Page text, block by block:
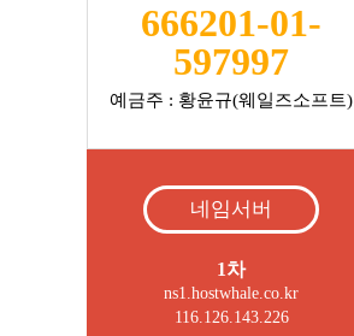
666201-01-
597997
예금주 : 황윤규(웨일즈소프트)
네임서버
1차
ns1.hostwhale.co.kr
116.126.143.226